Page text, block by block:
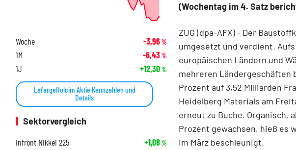
(Wochentag im 4. Satz
ZUG (dpa-AFX) - Der
umgesetzt und verdient.
europäischen Ländern und
mehreren Ländergeschäften
Prozent auf 3,52 Milliarden
Heidelberg Materials am
erneut zu Buche. Organisch,
Prozent gewachsen, hieß es
im März beschleunigt.
Woche -3,96%
1M -6,43%
1J +12,30%
LafargeHolcim Aktie Kennzahlen und
Details
Sektorvergleich
Infront Nikkei 225
+1,08%